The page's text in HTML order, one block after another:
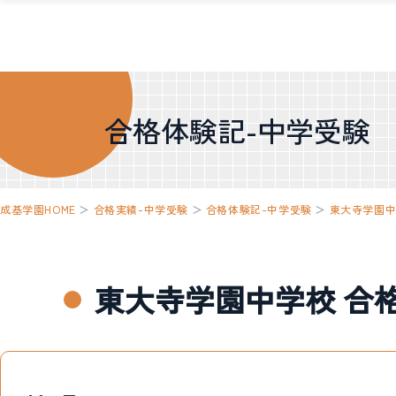
合格体験記-中学受験
成基学園HOME ＞ 合格実績-中学受験 ＞ 合格体験記-中学受験 ＞ 東大寺学園
東大寺学園中学校 合